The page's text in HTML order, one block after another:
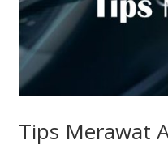
Tips Merawat